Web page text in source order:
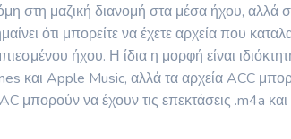
στη μαζική διανομή στα μέσα ήχου, αλλά
ότι μπορείτε να έχετε αρχεία που
ήχου. Η ίδια η μορφή είναι
και Apple Music, αλλά τα αρχεία ACC
να έχουν τις επεκτάσεις .m4a και